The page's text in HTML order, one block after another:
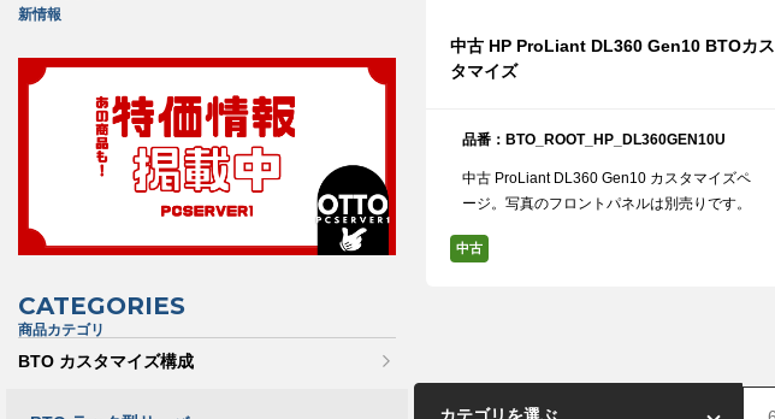
中古 HP ProLiant DL360 Gen10 BTOカス
タマイズ
品番：BTO_ROOT_HP_DL360GEN10U
中古 ProLiant DL360 Gen10 カスタマイズペ
ージ。写真のフロントパネルは別売りです。
中古
新情報
CATEGORIES
商品カテゴリ
BTO カスタマイズ構成